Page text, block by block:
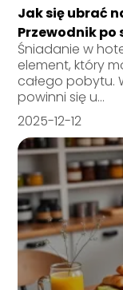
Jak się ubrać
Przewodnik po
Śniadanie w
element, który
całego pobytu.
powinni się u...
2025-12-12